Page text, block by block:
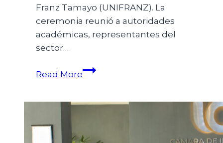
Franz Tamayo (UNIFRANZ). La
ceremonia reunió a autoridades
académicas, representantes del
sector…
Read More